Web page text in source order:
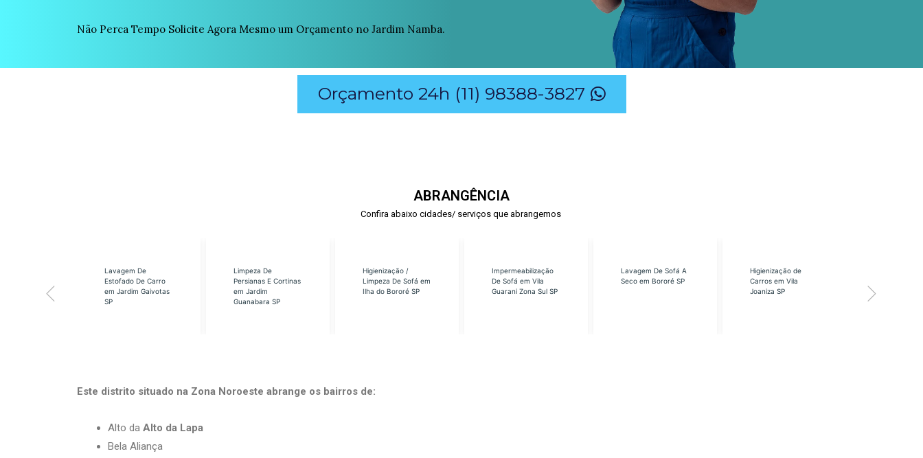
Não Perca Tempo Solicite Agora Mesmo um Orçamento no Jardim Namba.
Orçamento 24h (11) 98388-3827
ABRANGÊNCIA
Confira abaixo cidades/ serviços que abrangemos
Lavagem De
Estofado De Carro
em Jardim Gaivotas
SP
Limpeza De
Persianas E Cortinas
em Jardim
Guanabara SP
Higienização /
Limpeza De Sofá em
Ilha do Bororé SP
Impermeabilização
De Sofá em Vila
Guarani Zona Sul SP
Lavagem De Sofá A
Seco em Bororé SP
Higienização de
Carros em Vila
Joaniza SP
Este distrito situado na Zona Noroeste abrange os bairros de:
Alto da Alto da Lapa
Bela Aliança